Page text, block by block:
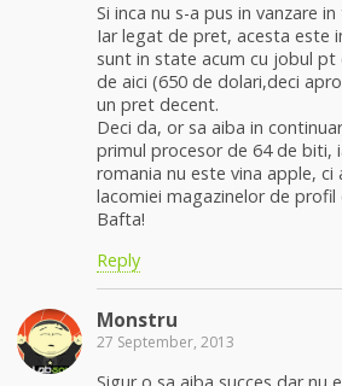
Si inca nu s-a pus in vanzare
Iar legat de pret, acesta este
sunt in state acum cu jobul pt
de aici (650 de dolari,deci
un pret decent.
Deci da, or sa aiba in
primul procesor de 64 de biti,
romania nu este vina apple, ci
lacomiei magazinelor de profil
Bafta!
Reply
Monstru
27 September, 2013
Sigur o sa aiba succes dar nu